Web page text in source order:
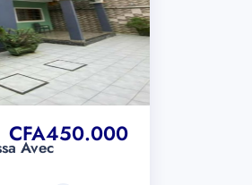
CFA450.000
Avec